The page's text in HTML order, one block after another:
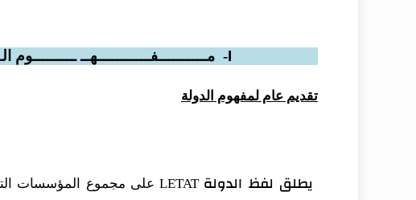
I- مــــــــــفـــــــــــهــ ـــــــــوم
تقديم عام لمفهوم الدولة
يطلق لفظ الدولة LETAT على مجموع المؤسسات